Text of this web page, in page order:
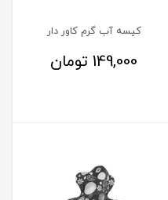
کیسه آب گرم کاور دار
149,000 تومان